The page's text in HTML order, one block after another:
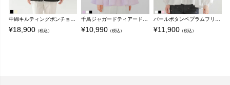
中綿キルティングポンチョ【即納】【宅配便】
¥18,900 （税込）
千鳥ジャガードティアードトップス【宅配便】
¥10,990 （税込）
パールボタンペプラムフリルブラウス【宅配便】
¥11,900 （税込）